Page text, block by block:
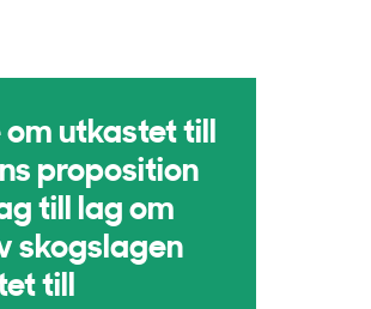
utkastet till
proposition
till lag om
skogslagen
till